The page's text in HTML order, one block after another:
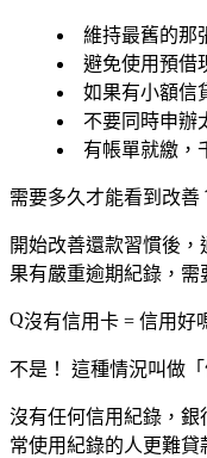
維持最舊的那
避免使用預借
如果有小額信
不要同時申辦
有帳單就繳，
需要多久才能看到改善
開始改善還款習慣後，
果有嚴重逾期紀錄，需
沒有信用卡 = 信用好
不是！ 這種情況叫做「
沒有任何信用紀錄，
常使用紀錄的人更難貸